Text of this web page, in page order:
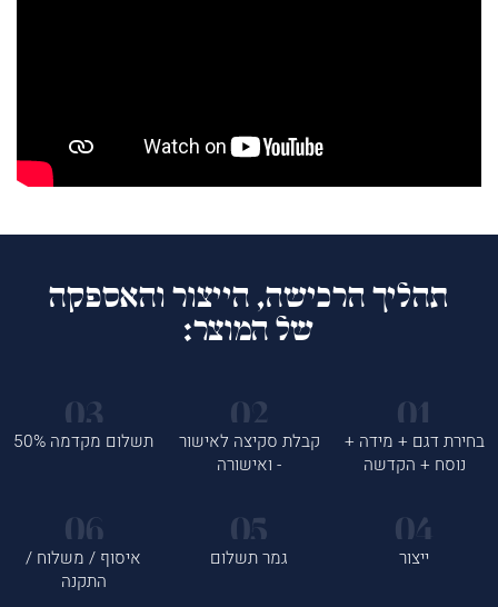
תהליך הרכישה, הייצור והאספקה
של המוצר:
בחירת דגם + מידה +
נוסח + הקדשה
קבלת סקיצה לאישור
- ואישורה
תשלום מקדמה 50%
ייצור גמר תשלום
איסוף / משלוח /
התקנה